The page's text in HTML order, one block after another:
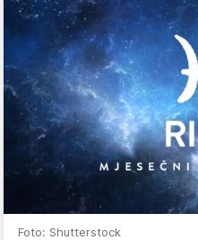
Foto: Shutterstock